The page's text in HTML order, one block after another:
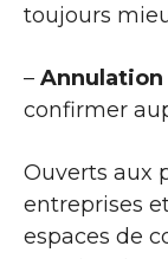
toujours
– Annulation
confirmer
Ouverts aux
entreprises
espaces de